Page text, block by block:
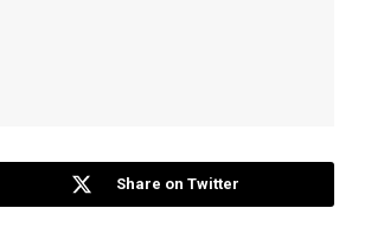
Share on Twitter